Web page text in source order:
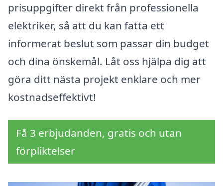
prisuppgifter direkt från professionella
elektriker, så att du kan fatta ett
informerat beslut som passar din budget
och dina önskemål. Låt oss hjälpa dig att
göra ditt nästa projekt enklare och mer
kostnadseffektivt!
Få 3 erbjudanden, gratis och utan
förpliktelser